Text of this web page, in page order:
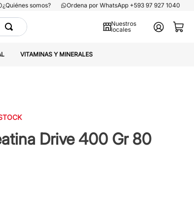
¿Quiénes somos? Ordena por WhatsApp +593 97 927 1040
Nuestros
locales
VITAMINAS Y MINERALES
Drive 400 Gr 80